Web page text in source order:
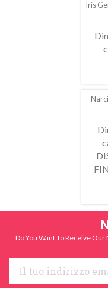
Iris
Do You Want To Receive